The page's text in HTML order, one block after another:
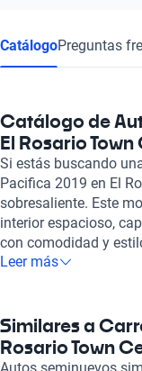
CatálogoPreguntas
Catálogo de
El Rosario
Si estás buscando
Pacifica 2019 en El
sobresaliente. Este
interior espacioso,
con comodidad y
potente motor V6 de
preocupa por la
tecnología. Con un
de que tus seres
Leer más
Similares a
Rosario Town